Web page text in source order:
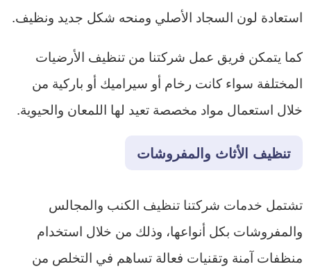
استعادة لون السجاد الأصلي ومنحه شكل جديد ونظيف.
كما يتمكن فريق عمل شركتنا من تنظيف الأرضيات
المختلفة سواء كانت رخام أو سيراميك أو باركية من
خلال استعمال مواد مخصصة تعيد لها اللمعان والحيوية.
تنظيف الأثاث والمفروشات
تشتمل خدمات شركتنا تنظيف الكنب والمجالس
والمفروشات بكل أنواعها، وذلك من خلال استخدام
منظفات آمنة وتقنيات فعالة تساهم في التخلص من